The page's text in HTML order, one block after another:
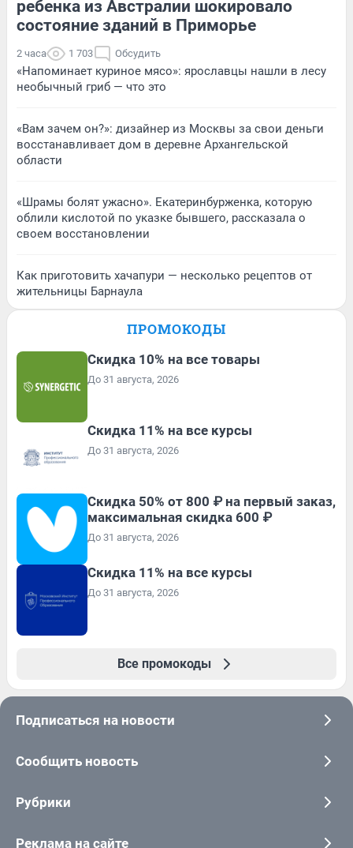
ребенка из Австралии шокировало
состояние зданий в Приморье
2 часа 1 703 Обсудить
«Напоминает куриное мясо»: ярославцы нашли в лесу
необычный гриб — что это
«Вам зачем он?»: дизайнер из Москвы за свои деньги
восстанавливает дом в деревне Архангельской
области
«Шрамы болят ужасно». Екатеринбурженка, которую
облили кислотой по указке бывшего, рассказала о
своем восстановлении
Как приготовить хачапури — несколько рецептов от
жительницы Барнаула
ПРОМОКОДЫ
Скидка 10% на все товары
До 31 августа, 2026
Скидка 11% на все курсы
До 31 августа, 2026
Скидка 50% от 800 ₽ на первый заказ,
максимальная скидка 600 ₽
До 31 августа, 2026
Скидка 11% на все курсы
До 31 августа, 2026
Все промокоды
Подписаться на новости
Сообщить новость
Рубрики
Реклама на сайте